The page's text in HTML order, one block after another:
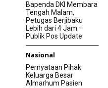
Bapenda DKI Membara
Tengah Malam,
Petugas Berjibaku
Lebih dari 4 Jam –
Publik Pos Update
Nasional
Pernyataan Pihak
Keluarga Besar
Almarhum Pasien